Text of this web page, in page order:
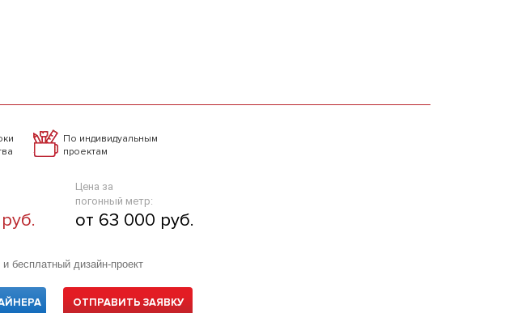
По индивидуальным
проектам
Цена за
погонный метр:
от 63 000 руб.
бесплатный дизайн-проект
ОТПРАВИТЬ ЗАЯВКУ